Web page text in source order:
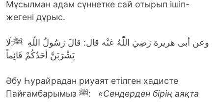
Мұсылман адам сүннетке сай отырып ішіп-
жегені дұрыс.
وعن أبى هريرة رَضِيَ اللّهُ عَنْه قال: قالَ رَسُولُ اللّهِ ﷺ:لَا
يَشْرَبَنَّ أحَدُكُمْ قَائِماً
Әбу Һурайрадан риуаят етілген хадисте
Пайғамбарымыз ﷺ:
«Сендерден бірің аяқта